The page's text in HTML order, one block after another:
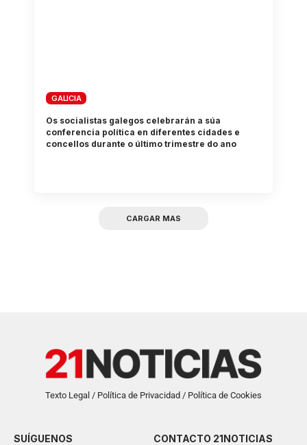
GALICIA
Os socialistas galegos celebrarán a súa
conferencia política en diferentes cidades e
concellos durante o último trimestre do ano
CARGAR MAS
Texto Legal / Política de Privacidad / Política de Cookies
SUÍGUENOS CONTACTO 21NOTICIAS